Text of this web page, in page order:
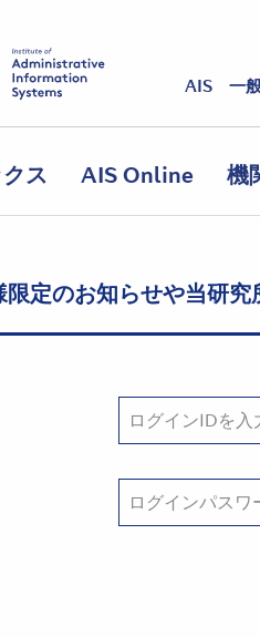
AIS 一般
クス AIS Online 機
定のお知らせや当研究